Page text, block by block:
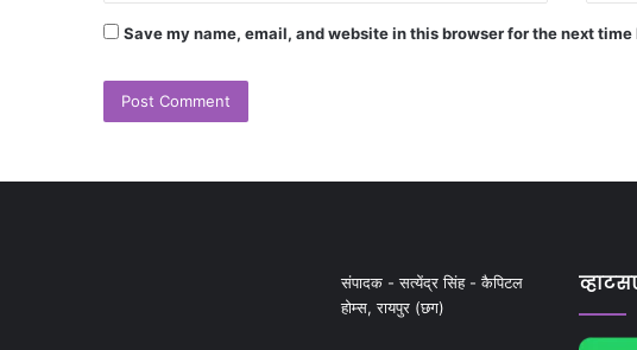
Save my name, email, and website in this browser for the next time
संपादक - सत्येंद्र सिंह - कैपिटल
होम्स, रायपुर (छग)